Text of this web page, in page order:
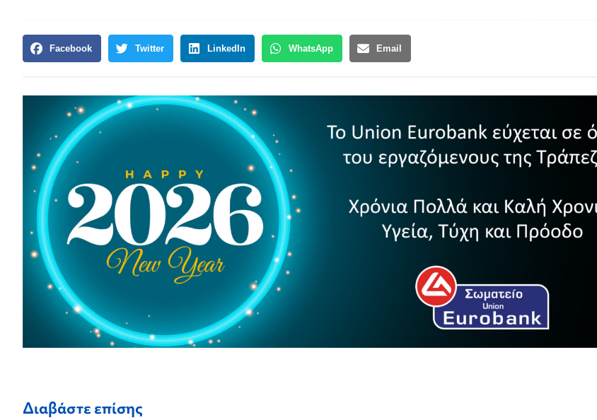
Facebook Twitter LinkedIn WhatsApp Email
Διαβάστε επίσης